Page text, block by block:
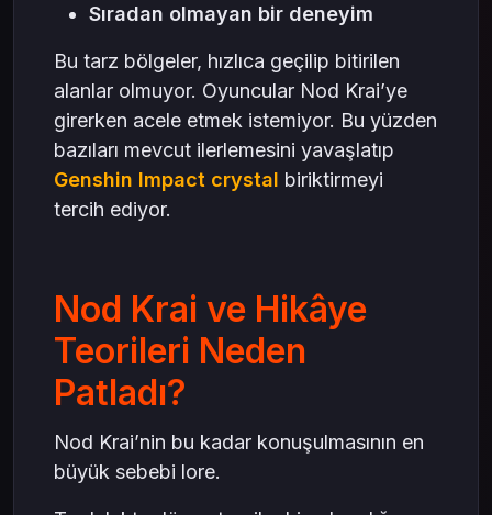
Sıradan olmayan bir deneyim
Bu tarz bölgeler, hızlıca geçilip bitirilen
alanlar olmuyor. Oyuncular Nod Krai’ye
girerken acele etmek istemiyor. Bu yüzden
bazıları mevcut ilerlemesini yavaşlatıp
Genshin Impact crystal biriktirmeyi
tercih ediyor.
Nod Krai ve Hikâye
Teorileri Neden
Patladı?
Nod Krai’nin bu kadar konuşulmasının en
büyük sebebi lore.